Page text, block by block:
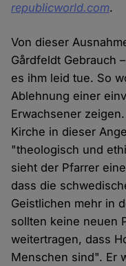
republicworld.com.
Von dieser
Gårdfeldt Gebrauch
es ihm leid tue. So
Ablehnung einer
Erwachsener
Kirche in dieser
"theologisch und
sieht der Pfarrer
dass die
Geistlichen mehr in
sollten keine neuen
weitertragen, dass
Menschen sind". Er